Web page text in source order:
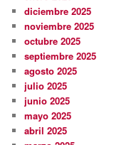
diciembre 2025
noviembre 2025
octubre 2025
septiembre 2025
agosto 2025
julio 2025
junio 2025
mayo 2025
abril 2025